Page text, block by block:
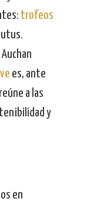
trofeos
es, ante
a las
y
en